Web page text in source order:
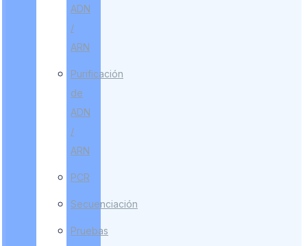
ADN
/
ARN
Purificación
de
ADN
/
ARN
PCR
Secuenciación
Pruebas